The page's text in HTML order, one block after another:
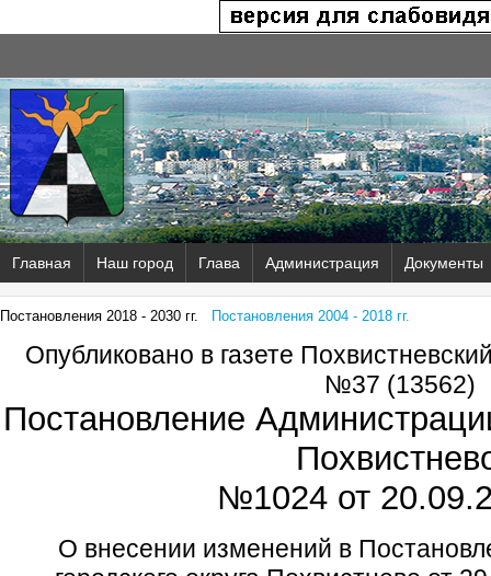
Главная Наш город Глава Администрация Документы
Постановления 2018 - 2030 гг. Постановления 2004 - 2018 гг.
Опубликовано в газете
№37 (13562)
Постановление
№1024 от
О внесении изменений в